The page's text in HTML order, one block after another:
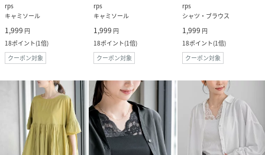
rps
キャミソール
1,999 円
18ポイント(1倍)
クーポン対象
rps
キャミソール
1,999 円
18ポイント(1倍)
クーポン対象
rps
シャツ・ブラウス
1,999 円
18ポイント(1倍)
クーポン対象